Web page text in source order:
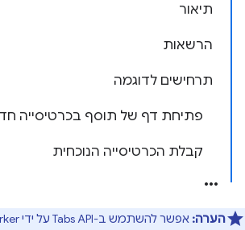
תיאור
הרשאות
תרחישים לדוגמה
פתיחת דף של תוסף בכרטיסייה
קבלת הכרטיסייה הנוכחית
הערה: